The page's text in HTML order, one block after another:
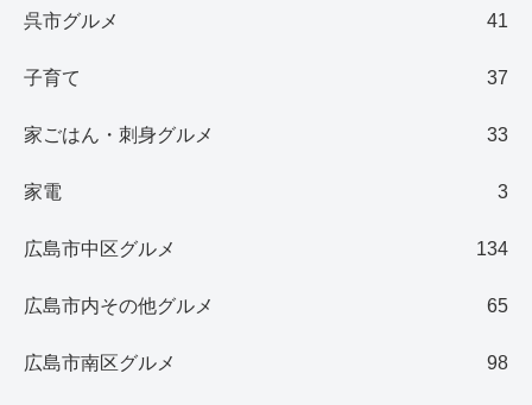
呉市グルメ 41
子育て 37
家ごはん・刺身グルメ 33
家電 3
広島市中区グルメ 134
広島市内その他グルメ 65
広島市南区グルメ 98